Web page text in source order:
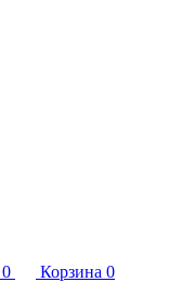
0 Корзина 0